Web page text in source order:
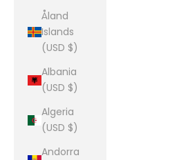
Åland
Islands
(USD $)
Albania
(USD $)
Algeria
(USD $)
Andorra